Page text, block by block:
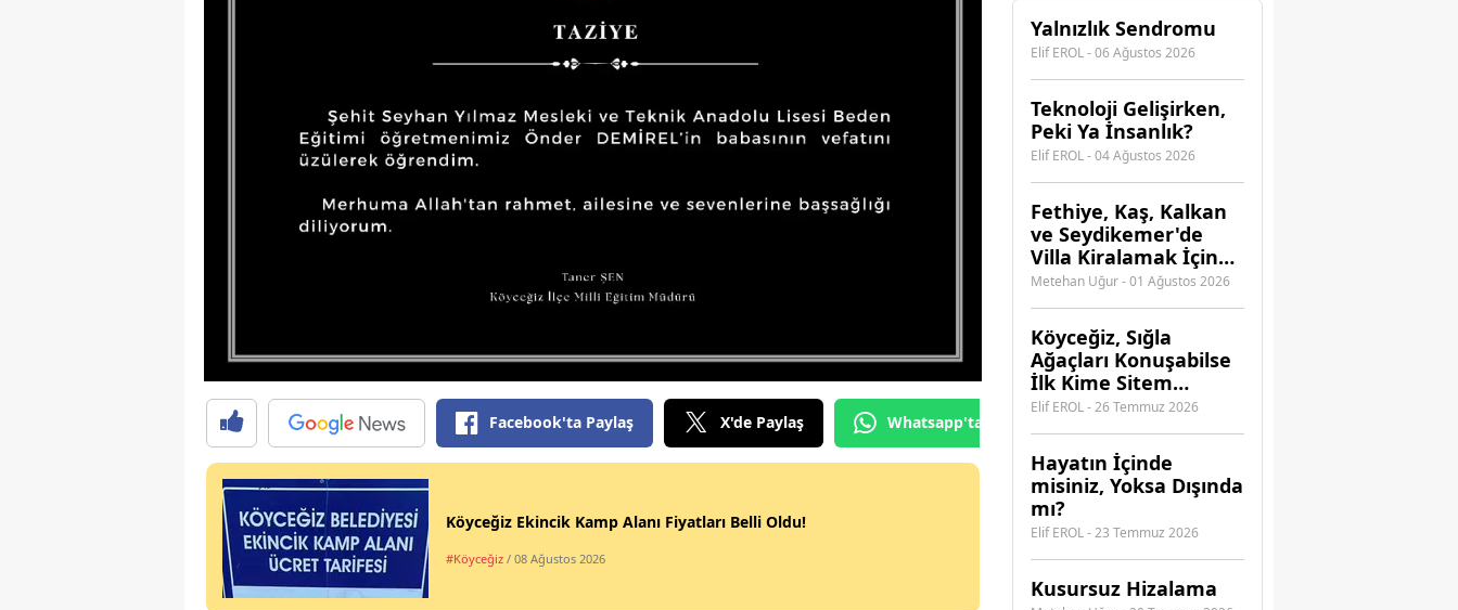
Facebook'ta Paylaş X'de Paylaş Whatsapp'tan Gönder
Köyceğiz Ekincik Kamp Alanı Fiyatları Belli Oldu!
#Köyceğiz / 08 Ağustos 2026
Yalnızlık Sendromu
Elif EROL - 06 Ağustos 2026
Teknoloji Gelişirken,
Peki Ya İnsanlık?
Elif EROL - 04 Ağustos 2026
Fethiye, Kaş, Kalkan
ve Seydikemer'de
Villa Kiralamak İçin
Hangi Acenteye
Güvenebilirsiniz?
Metehan Uğur - 01 Ağustos 2026
Köyceğiz, Sığla
Ağaçları Konuşabilse
İlk Kime Sitem
Ederdi?
Elif EROL - 26 Temmuz 2026
Hayatın İçinde
misiniz, Yoksa Dışında
mı?
Elif EROL - 23 Temmuz 2026
Kusursuz Hizalama